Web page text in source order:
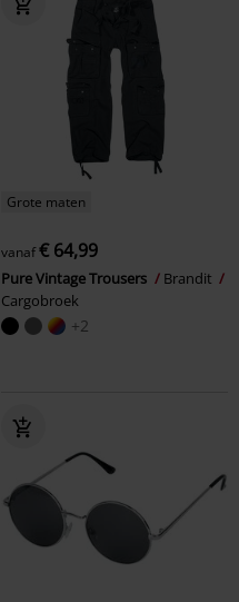
Grote maten
vanaf€ 64,99
Pure Vintage Trousers
Brandit
Cargobroek
+2